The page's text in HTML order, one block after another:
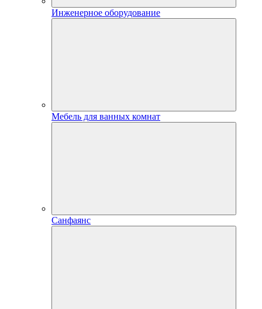
Инженерное оборудование
Мебель для ванных комнат
Санфаянс